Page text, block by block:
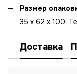
Размер
35 x 62 x 100;
Доставка